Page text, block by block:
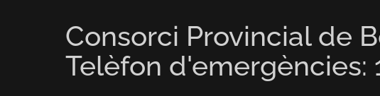
Consorci Provincial de
Telèfon d'emergències: